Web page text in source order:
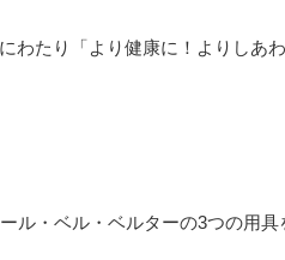
わたり「より健康に！よりしあ
ル・ベル・ベルターの3つの用